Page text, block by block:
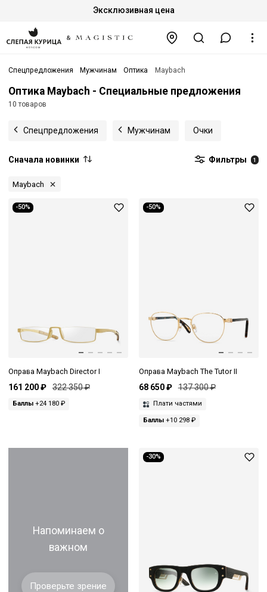
Эксклюзивная цена
Спецпредложения Мужчинам Оптика Maybach
Оптика Maybach - Специальные предложения
10 товаров
Спецпредложения Мужчинам Очки
Сначала новинки Фильтры 1
Maybach
-50%
Оправа Maybach Director I
161 200 ₽ 322 350 ₽
Баллы +24 180 ₽
-50%
Оправа Maybach The Tutor II
68 650 ₽ 137 300 ₽
Плати частями
Баллы+10 298 ₽
Напоминаем о
важном
Проверьте зрение
-30%